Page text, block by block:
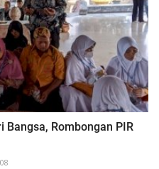
Bangsa, Rombongan PIR